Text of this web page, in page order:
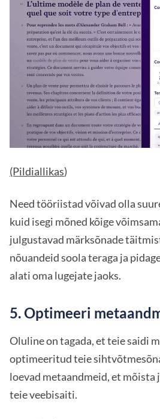
(Pildiallikas)
Need tööriistad võivad olla
kuid isegi mõned kõige
julgustavad märksõnade
nõuandeid soola teraga ja
alati oma lugejate jaoks.
5. Optimeeri
Oluline on tagada, et teie saidi
optimeeritud teie
loevad metaandmeid, et mõista
teie veebisaiti.